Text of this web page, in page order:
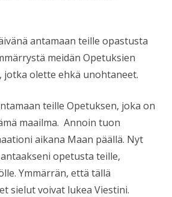
antamaan teille opastusta
meidän Opetuksien
jotka olette ehkä unohtaneet.
teille Opetuksen, joka on
maailma. Annoin tuon
aikana Maan päällä. Nyt
opetusta teille,
Ymmärrän, että tällä
sielut voivat lukea Viestini.